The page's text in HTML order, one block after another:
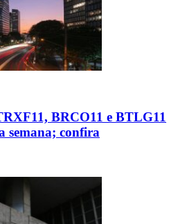
BRCO11 e BTLG11
semana; confira